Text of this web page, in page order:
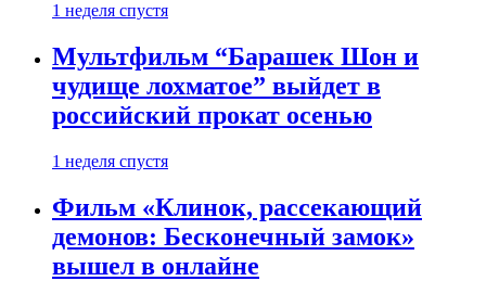
1 неделя спустя
Мультфильм “Барашек Шон и
чудище лохматое” выйдет в
российский прокат осенью
1 неделя спустя
Фильм «Клинок, рассекающий
демонов: Бесконечный замок»
вышел в онлайне